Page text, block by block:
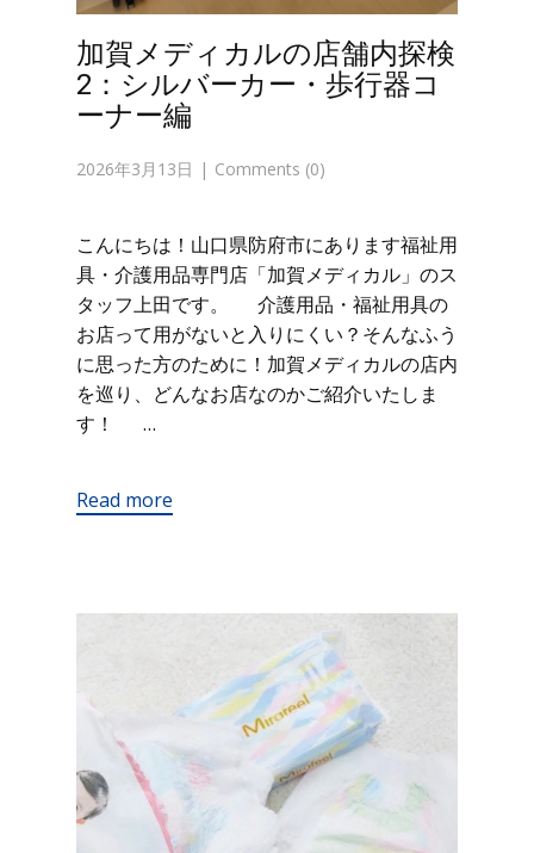
加賀メディカルの店舗内探検
2：シルバーカー・歩行器コ
ーナー編
2026年3月13日 Comments (0)
こんにちは！山口県防府市にあります福祉用
具・介護用品専門店「加賀メディカル」のス
タッフ上田です。 介護用品・福祉用具の
お店って用がないと入りにくい？そんなふう
に思った方のために！加賀メディカルの店内
を巡り、どんなお店なのかご紹介いたしま
す！ …
Read more